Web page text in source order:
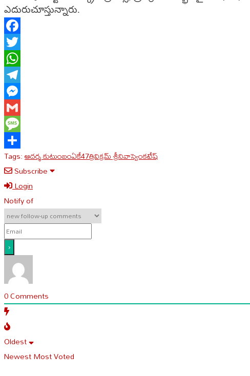
ఎదురుచూస్తున్నారు.
Facebook
Twitter
WhatsApp
Telegram
Messenger
Gmail
Message
Share
Tags:ఆదర్శ కుటుంబంఏకే47త్రివిక్రమ్ శ్రీనివాస్వెంకటేష్
Subscribe
Login
Notify of
0Comments
Oldest
NewestMost Voted